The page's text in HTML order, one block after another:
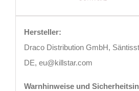
Hersteller:
Draco Distribution GmbH,
DE, eu@killstar.com
Warnhinweise und